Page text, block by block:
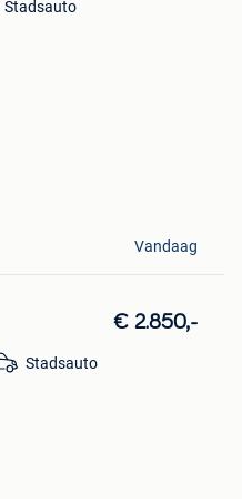
Stadsauto
Vandaag
€ 2.850,-
Stadsauto